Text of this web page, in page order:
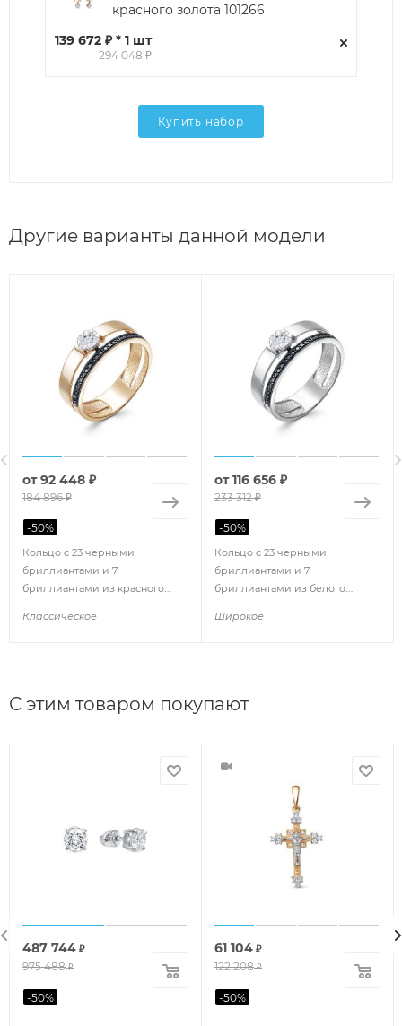
красного золота 101266
139 672 ₽ * 1 шт
294 048 ₽
Купить набор
Другие варианты данной модели
Кольцо с 23 черными
бриллиантами и 7
бриллиантами из красного
Классическое
от92 448 ₽
184 896 ₽
-50%
Кольцо с 23 черными
бриллиантами и 7
бриллиантами из белого
Широкое
от116 656 ₽
233 312 ₽
-50%
С этим товаром покупают
487 744 ₽
975 488₽
-50%
61 104 ₽
122 208₽
-50%